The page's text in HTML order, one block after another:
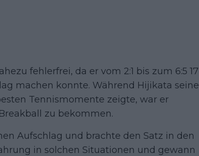
fehlerfrei, da er vom 2:1 bis zum 6:5 17
machen konnte. Während Hijikata seine
Tennismomente zeigte, war er
zu bekommen.
Aufschlag und brachte den Satz in den
in solchen Situationen und gewann